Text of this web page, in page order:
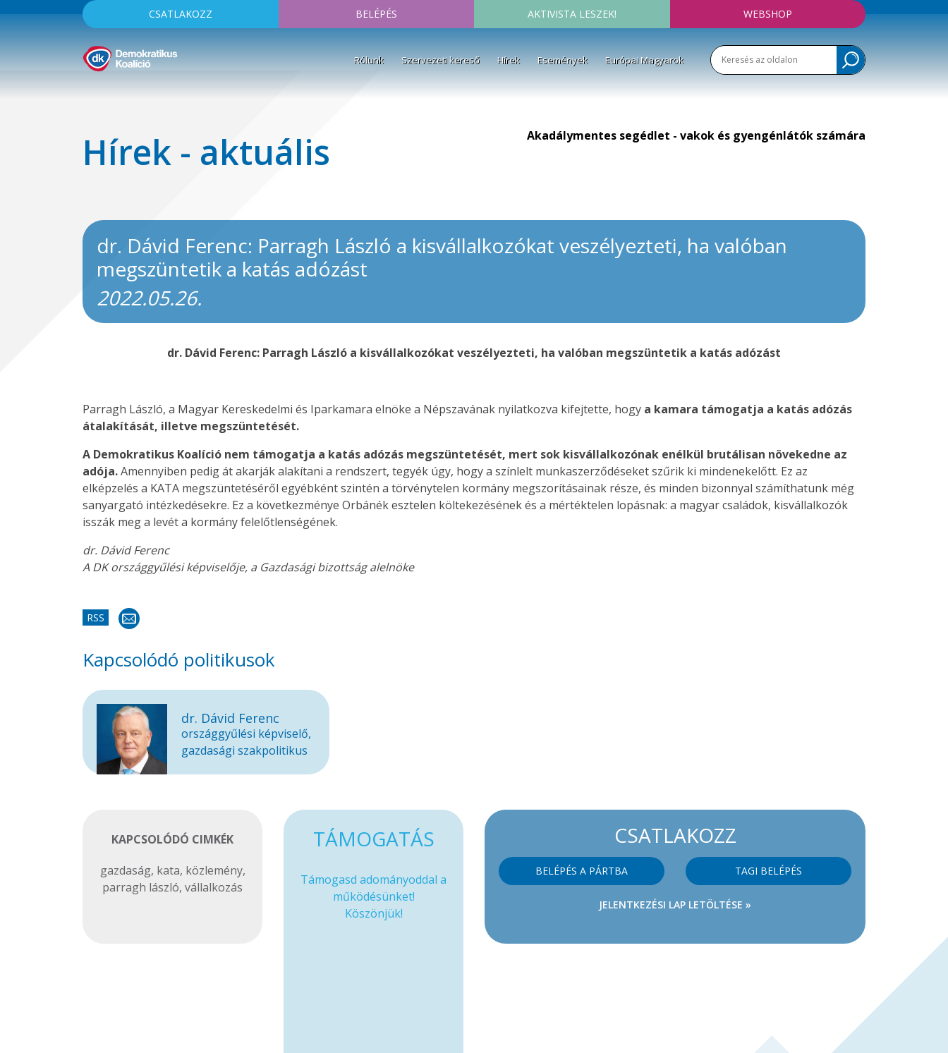
CSATLAKOZZ BELÉPÉS AKTIVISTA LESZEK! WEBSHOP
Rólunk Szervezeti kereső Hírek Események Európai Magyarok
Hírek - aktuális Akadálymentes segédlet - vakok és gyengénlátók számára
dr. Dávid Ferenc: Parragh László a kisvállalkozókat veszélyezteti, ha valóban
megszüntetik a katás adózást
2022.05.26.
dr. Dávid Ferenc: Parragh László a kisvállalkozókat veszélyezteti, ha valóban megszüntetik a katás adózást
Parragh László, a Magyar Kereskedelmi és Iparkamara elnöke a Népszavának nyilatkozva kifejtette, hogy a kamara támogatja a katás adózás
átalakítását, illetve megszüntetését.
A Demokratikus Koalíció nem támogatja a katás adózás megszüntetését, mert sok kisvállalkozónak enélkül brutálisan növekedne az
adója.Amennyiben pedig át akarják alakítani a rendszert, tegyék úgy, hogy a színlelt munkaszerződéseket szűrik ki mindenekelőtt. Ez az
elképzelés a KATA megszüntetéséről egyébként szintén a törvénytelen kormány megszorításainak része, és minden bizonnyal számíthatunk még
sanyargató intézkedésekre. Ez a következménye Orbánék esztelen költekezésének és a mértéktelen lopásnak: a magyar családok, kisvállalkozók
isszák meg a levét a kormány felelőtlenségének.
dr. Dávid Ferenc
A DK országgyűlési képviselője, a Gazdasági bizottság alelnöke
RSS
Kapcsolódó politikusok
dr. Dávid Ferenc
országgyűlési képviselő,
gazdasági szakpolitikus
KAPCSOLÓDÓ CIMKÉK
gazdaság, kata, közlemény,
parragh lászló, vállalkozás
CSATLAKOZZ
BELÉPÉS A PÁRTBA TAGI BELÉPÉS
JELENTKEZÉSI LAP LETÖLTÉSE »
TÁMOGATÁS
Támogasd adományoddal a
működésünket!
Köszönjük!